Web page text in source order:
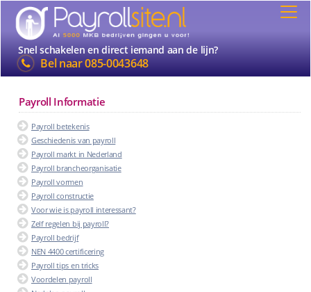
Snel schakelen en direct iemand aan de lijn?
Bel naar085-0043648
Payroll Informatie
Payroll betekenis
Geschiedenis van payroll
Payroll markt in Nederland
Payroll brancheorganisatie
Payroll vormen
Payroll constructie
Voor wie is payroll interessant?
Zelf regelen bij payroll?
Payroll bedrijf
NEN 4400 certificering
Payroll tips en tricks
Voordelen payroll